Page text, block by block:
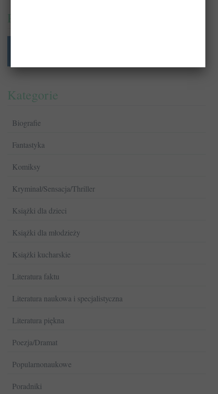
PrzeczytajTo.pl na:
Kategorie
Biografie
Fantastyka
Komiksy
Kryminał/Sensacja/Thriller
Książki dla dzieci
Książki dla młodzieży
Książki kucharskie
Literatura faktu
Literatura naukowa i specjalistyczna
Literatura piękna
Poezja/Dramat
Popularnonaukowe
Poradniki